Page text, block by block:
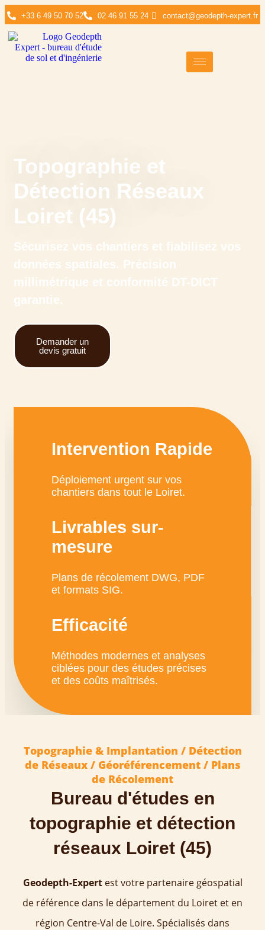
+33 6 49 50 70 52 02 46 91 55 24 contact@geodepth-expert.fr
Topographie et
Détection Réseaux
Loiret (45)
Sécurisez vos chantiers et fiabilisez vos
données spatiales. Précision
millimétrique et conformité DT-DICT
garantie.
Demander un
devis gratuit
Intervention Rapide
Déploiement urgent sur vos
chantiers dans tout le Loiret.
Livrables sur-
mesure
Plans de récolement DWG, PDF
et formats SIG.
Efficacité
Méthodes modernes et analyses
ciblées pour des études précises
et des coûts maîtrisés.
Topographie & Implantation / Détection
de Réseaux / Géoréférencement / Plans
de Récolement
Bureau d'études en
topographie et détection
réseaux Loiret (45)
Geodepth-Expertest votre partenaire géospatial
de référence dans le département du Loiret et en
région Centre-Val de Loire. Spécialisés dans